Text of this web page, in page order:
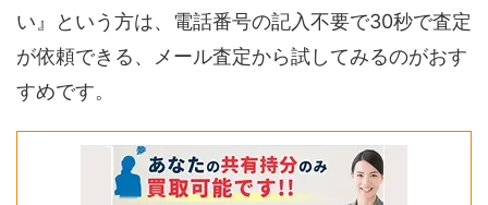
い』という方は、電話番号の記入不要で30秒で査定
が依頼できる、メール査定から試してみるのがおす
すめです。